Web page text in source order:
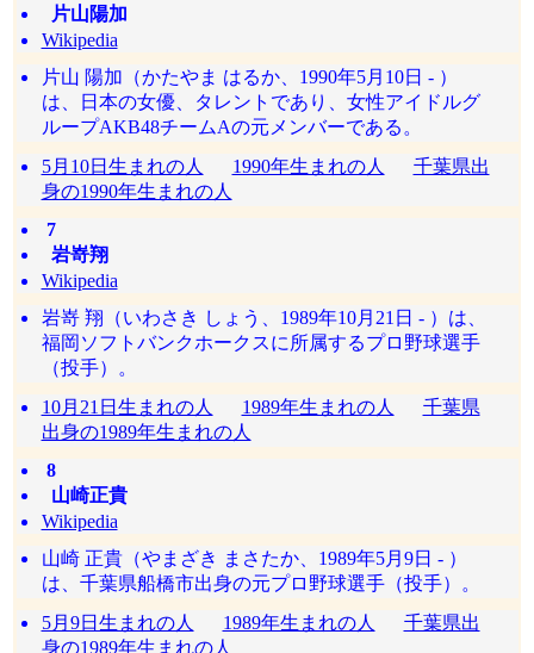
片山陽加
Wikipedia
片山 陽加（かたやま はるか、1990年5月10日 - ）
は、日本の女優、タレントであり、女性アイドルグ
ループAKB48チームAの元メンバーである。
5月10日生まれの人
1990年生まれの人
千葉県出
身の1990年生まれの人
7
岩嵜翔
Wikipedia
岩嵜 翔（いわさき しょう、1989年10月21日 - ）は、
福岡ソフトバンクホークスに所属するプロ野球選手
（投手）。
10月21日生まれの人
1989年生まれの人
千葉県
出身の1989年生まれの人
8
山崎正貴
Wikipedia
山崎 正貴（やまざき まさたか、1989年5月9日 - ）
は、千葉県船橋市出身の元プロ野球選手（投手）。
5月9日生まれの人
1989年生まれの人
千葉県出
身の1989年生まれの人